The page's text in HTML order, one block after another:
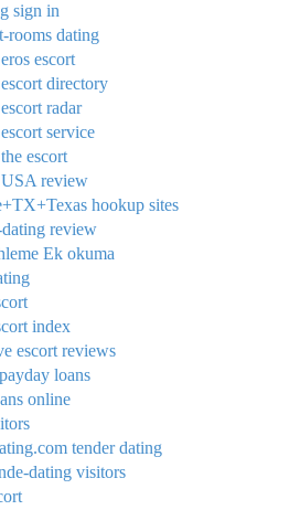
sign in
rooms dating
escort
directory
radar
service
escort
review
hookup sites
review
Ek okuma
index
escort reviews
loans
online
tender dating
dating visitors